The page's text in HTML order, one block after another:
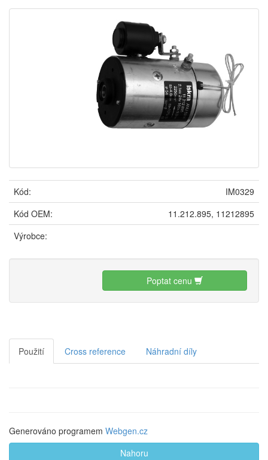
Kód:
IM0329
Kód OEM:
11.212.895, 11212895
Výrobce:
Poptat cenu
Použití Cross reference Náhradní díly
Generováno programem Webgen.cz
Nahoru